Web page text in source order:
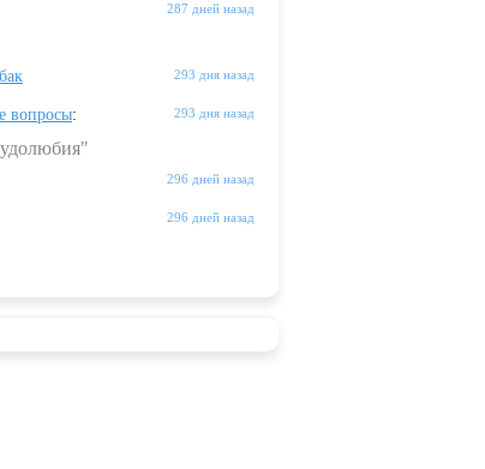
287 дней назад
293 дня назад
293 дня назад
вопросы:
296 дней назад
296 дней назад